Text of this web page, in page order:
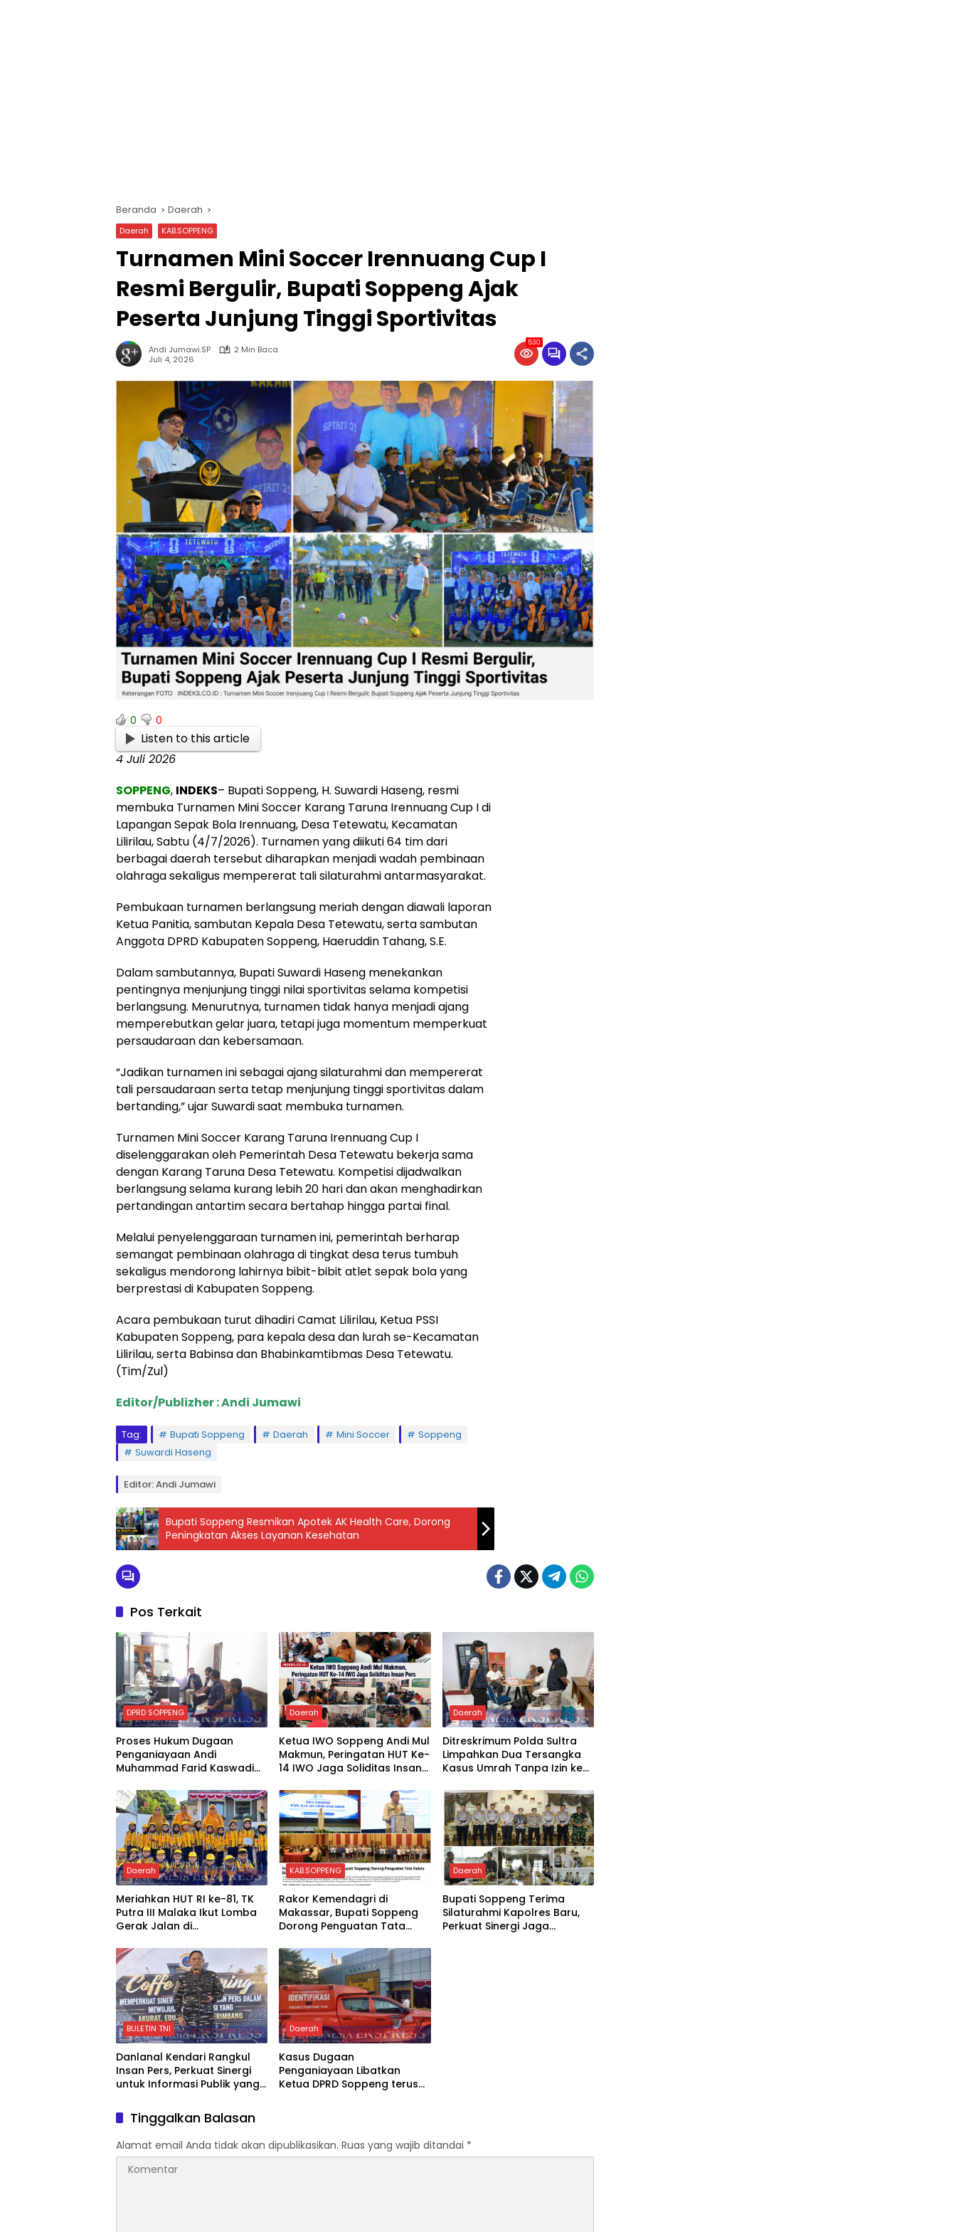
Beranda Daerah
Daerah KAB.SOPPENG
Turnamen Mini Soccer Irennuang Cup I
Resmi Bergulir, Bupati Soppeng Ajak
Peserta Junjung Tinggi Sportivitas
Andi Jumawi.SP
2 Min Baca
Juli 4, 2026
530
0 0
Listen to this article
4 Juli 2026
SOPPENG, INDEKS– Bupati Soppeng, H. Suwardi Haseng, resmi
membuka Turnamen Mini Soccer Karang Taruna Irennuang Cup I di
Lapangan Sepak Bola Irennuang, Desa Tetewatu, Kecamatan
Lilirilau, Sabtu (4/7/2026). Turnamen yang diikuti 64 tim dari
berbagai daerah tersebut diharapkan menjadi wadah pembinaan
olahraga sekaligus mempererat tali silaturahmi antarmasyarakat.
Pembukaan turnamen berlangsung meriah dengan diawali laporan
Ketua Panitia, sambutan Kepala Desa Tetewatu, serta sambutan
Anggota DPRD Kabupaten Soppeng, Haeruddin Tahang, S.E.
Dalam sambutannya, Bupati Suwardi Haseng menekankan
pentingnya menjunjung tinggi nilai sportivitas selama kompetisi
berlangsung. Menurutnya, turnamen tidak hanya menjadi ajang
memperebutkan gelar juara, tetapi juga momentum memperkuat
persaudaraan dan kebersamaan.
“Jadikan turnamen ini sebagai ajang silaturahmi dan mempererat
tali persaudaraan serta tetap menjunjung tinggi sportivitas dalam
bertanding,” ujar Suwardi saat membuka turnamen.
Turnamen Mini Soccer Karang Taruna Irennuang Cup I
diselenggarakan oleh Pemerintah Desa Tetewatu bekerja sama
dengan Karang Taruna Desa Tetewatu. Kompetisi dijadwalkan
berlangsung selama kurang lebih 20 hari dan akan menghadirkan
pertandingan antartim secara bertahap hingga partai final.
Melalui penyelenggaraan turnamen ini, pemerintah berharap
semangat pembinaan olahraga di tingkat desa terus tumbuh
sekaligus mendorong lahirnya bibit-bibit atlet sepak bola yang
berprestasi di Kabupaten Soppeng.
Acara pembukaan turut dihadiri Camat Lilirilau, Ketua PSSI
Kabupaten Soppeng, para kepala desa dan lurah se-Kecamatan
Lilirilau, serta Babinsa dan Bhabinkamtibmas Desa Tetewatu.
(Tim/Zul)
Editor/Publizher : Andi Jumawi
Tag: Bupati Soppeng Daerah Mini Soccer
Soppeng
Suwardi Haseng
Editor: Andi Jumawi
Bupati Soppeng Resmikan Apotek AK Health Care, Dorong
Peningkatan Akses Layanan Kesehatan
Pos Terkait
DPRD SOPPENG
Proses Hukum Dugaan
Penganiayaan Andi
Muhammad Farid Kaswadi
Fraksi Golkar Tetap Berlanjut
Daerah
Ketua IWO Soppeng Andi Mul
Makmun, Peringatan HUT Ke-
14 IWO Jaga Soliditas Insan
Daerah
Ditreskrimum Polda Sultra
Limpahkan Dua Tersangka
Kasus Umrah Tanpa Izin ke
Daerah
Meriahkan HUT RI ke-81, TK
Putra III Malaka Ikut Lomba
Gerak Jalan di
KAB.SOPPENG
Rakor Kemendagri di
Makassar, Bupati Soppeng
Dorong Penguatan Tata
Daerah
Bupati Soppeng Terima
Silaturahmi Kapolres Baru,
Perkuat Sinergi Jaga
BULETIN TNI
Danlanal Kendari Rangkul
Insan Pers, Perkuat Sinergi
untuk Informasi Publik yang
Daerah
Kasus Dugaan
Penganiayaan Libatkan
Ketua DPRD Soppeng terus
Tinggalkan Balasan
Alamat email Anda tidak akan dipublikasikan. Ruas yang wajib ditandai *